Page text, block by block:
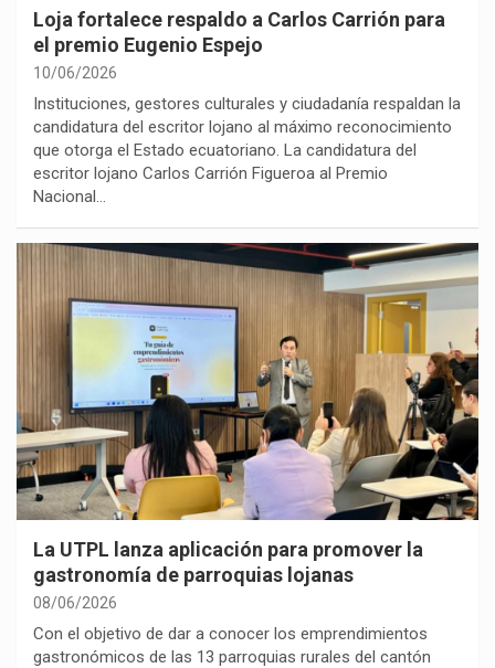
Loja fortalece respaldo a Carlos Carrión para
el premio Eugenio Espejo
10/06/2026
Instituciones, gestores culturales y ciudadanía respaldan la
candidatura del escritor lojano al máximo reconocimiento
que otorga el Estado ecuatoriano. La candidatura del
escritor lojano Carlos Carrión Figueroa al Premio
Nacional…
La UTPL lanza aplicación para promover la
gastronomía de parroquias lojanas
08/06/2026
Con el objetivo de dar a conocer los emprendimientos
gastronómicos de las 13 parroquias rurales del cantón